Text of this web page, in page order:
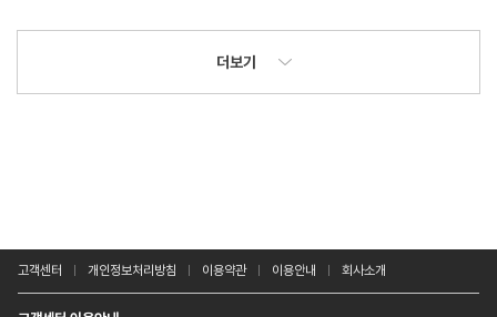
더보기
고객센터 개인정보처리방침 이용약관 이용안내 회사소개